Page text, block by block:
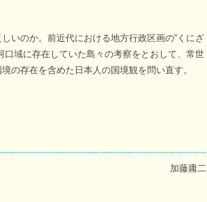
いのか。前近代における地方行政区画の“くにざ
口域に存在していた島々の考察をとおして、常世
の存在を含めた日本人の国境観を問い直す。
加藤庸二